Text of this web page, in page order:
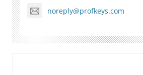
noreply@profkeys.com